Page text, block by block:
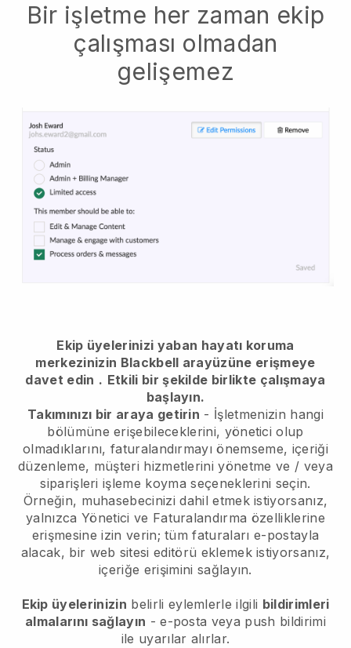
Bir işletme her zaman ekip
çalışması olmadan
gelişemez
Ekip üyelerinizi yaban hayatı koruma
merkezinizin Blackbell arayüzüne erişmeye
davet edin . Etkili bir şekilde birlikte çalışmaya
başlayın.
Takımınızı bir araya getirin - İşletmenizin hangi
bölümüne erişebileceklerini, yönetici olup
olmadıklarını, faturalandırmayı önemseme, içeriği
düzenleme, müşteri hizmetlerini yönetme ve / veya
siparişleri işleme koyma seçeneklerini seçin.
Örneğin, muhasebecinizi dahil etmek istiyorsanız,
yalnızca Yönetici ve Faturalandırma özelliklerine
erişmesine izin verin; tüm faturaları e-postayla
alacak, bir web sitesi editörü eklemek istiyorsanız,
içeriğe erişimini sağlayın.
Ekip üyelerinizin belirli eylemlerle ilgili bildirimleri
almalarını sağlayın - e-posta veya push bildirimi
ile uyarılar alırlar.